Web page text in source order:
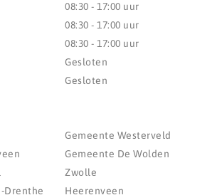
08:30 - 17:00 uur
08:30 - 17:00 uur
08:30 - 17:00 uur
Gesloten
Gesloten
Drenthe
Gemeente Westerveld
Gemeente De Wolden
Zwolle
Heerenveen